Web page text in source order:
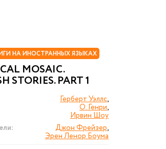
НА ИНОСТРАННЫХ ЯЗЫКАХ
MOSAIC.
STORIES. PART 1
Герберт Уэллс,
О. Генри,
Ирвин Шоу
Джон Фрейзер,
Эрен Ленор Боума